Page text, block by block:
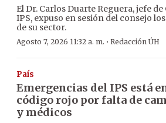
El Dr. Carlos Duarte Reguera, jefe
IPS, expuso en sesión del consejo
de su sector.
Agosto 7, 2026 11:32 a. m. · Redacción ÚH
País
Emergencias del IPS está
código rojo por falta de
y médicos